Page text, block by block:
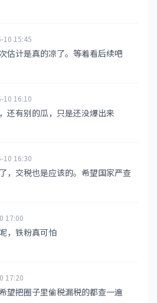
10 15:45
估计是真的凉了。等着看后续吧
10 16:10
还有别的瓜，只是还没爆出来
10 16:30
，交税也是应该的。希望国家严查
17:00
，铁粉真可怕
17:20
望把圈子里偷税漏税的都查一遍